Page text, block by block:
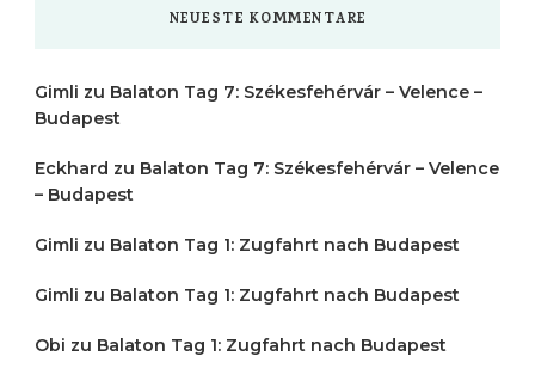
NEUESTE KOMMENTARE
Gimli zu Balaton Tag 7: Székesfehérvár – Velence –
Budapest
Eckhard zu Balaton Tag 7: Székesfehérvár – Velence
– Budapest
Gimli zu Balaton Tag 1: Zugfahrt nach Budapest
Gimli zu Balaton Tag 1: Zugfahrt nach Budapest
Obi zu Balaton Tag 1: Zugfahrt nach Budapest